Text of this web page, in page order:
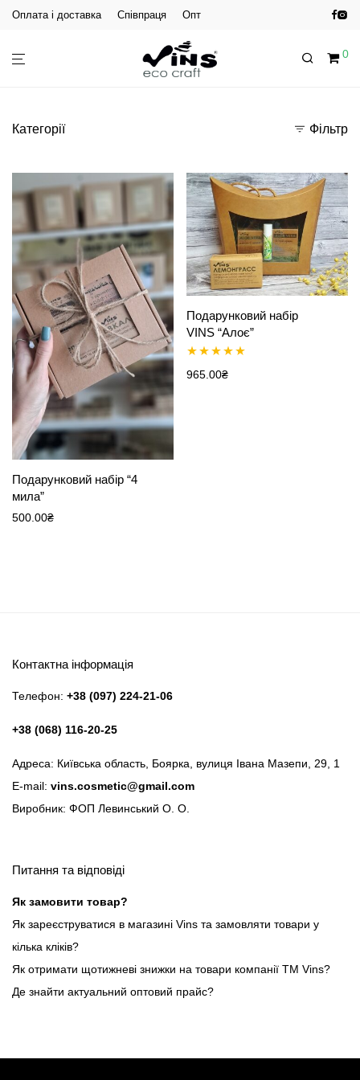
Оплата і доставка Співпраця Опт
0
Категорії Фільтр
Подарунковий набір “4
мила”
500.00₴
Подарунковий набір
VINS “Алоє”
Оцінено в
965.00₴
Контактна інформація
Телефон: +38 (097) 224-21-06
+38 (068) 116-20-25
Адреса: Київська область, Боярка, вулиця Івана Мазепи, 29, 1
E-mail: vins.cosmetic@gmail.com
Виробник: ФОП Левинський О. О.
Питання та відповіді
Як замовити товар?
Як зареєструватися в магазині Vins та замовляти товари у
кілька кліків?
Як отримати щотижневі знижки на товари компанії ТМ Vins?
Де знайти актуальний оптовий прайс?